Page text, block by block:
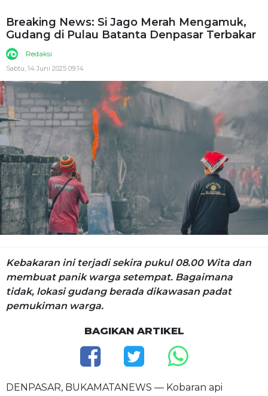
Breaking News: Si Jago Merah Mengamuk,
Gudang di Pulau Batanta Denpasar Terbakar
Redaksi
Sabtu, 14 Juni 2025 09:14
Kebakaran ini terjadi sekira pukul 08.00 Wita dan
membuat panik warga setempat. Bagaimana
tidak, lokasi gudang berada dikawasan padat
pemukiman warga.
BAGIKAN ARTIKEL
DENPASAR, BUKAMATANEWS — Kobaran api